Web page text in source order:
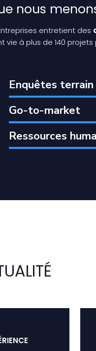
nous
entretient des
vie à plus de 140 projets
Enquêtes terrain
Go-to-market
Ressources